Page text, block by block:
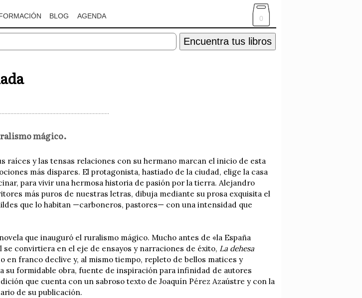
BLOG AGENDA 0
Encuentra tus libros
mágico.
raíces y las tensas relaciones con su hermano marcan el inicio de esta
más dispares. El protagonista, hastiado de la ciudad, elige la casa
para vivir una hermosa historia de pasión por la tierra. Alejandro
más puros de nuestras letras, dibuja mediante su prosa exquisita el
que lo habitan —carboneros, pastores— con una intensidad que
que inauguró el ruralismo mágico. Mucho antes de «la España
se convirtiera en el eje de ensayos y narraciones de éxito, La dehesa
en franco declive y, al mismo tiempo, repleto de bellos matices y
su formidable obra, fuente de inspiración para infinidad de autores
que cuenta con un sabroso texto de Joaquín Pérez Azaústre y con la
de su publicación.